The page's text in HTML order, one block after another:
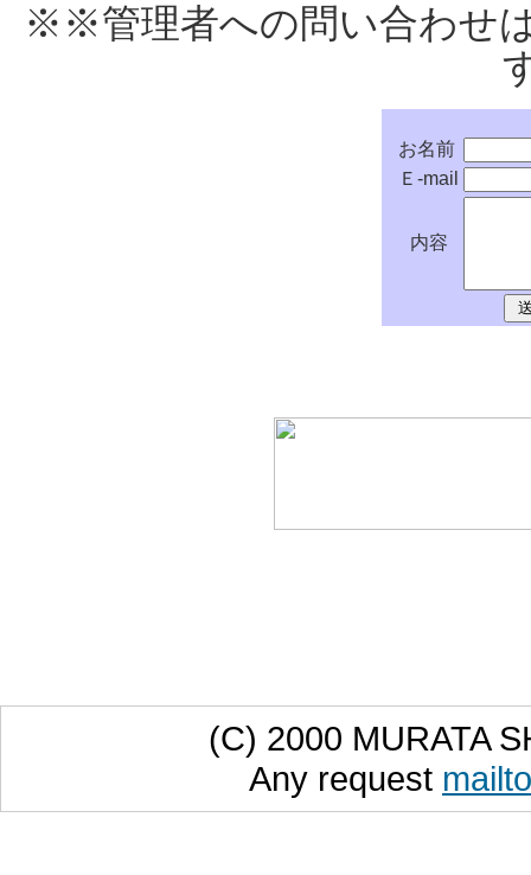
※※管理者への問い合わせ
お名前
Ｅ-mail
内容
(C) 2000 MURATA
Any request